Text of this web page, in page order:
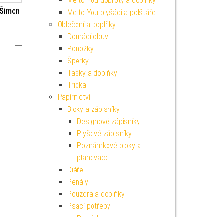
cena byla: 49 Kč.
Aktuální cena je: 44 Kč.
Me to You plyšáci a polštáře
Oblečení a doplňky
Domácí obuv
Ponožky
Šperky
Tašky a doplňky
Trička
Papírnictví
Bloky a zápisníky
Designové zápisníky
Plyšové zápisníky
Poznámkové bloky a
plánovače
Diáře
Penály
Pouzdra a doplňky
Psací potřeby